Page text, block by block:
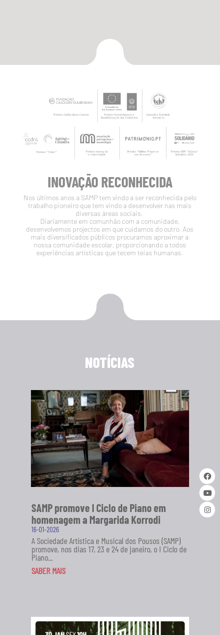
INOVAÇÃO RECONHECIDA
Nos últimos anos a SAMP tem vindo a ser reconhecida pelo
trabalho pioneiro que tem vindo a desenvolver nas mais
diversas áreas sociais.
Diariamente em comunhão com a comunidade,
desenvolvemos projectos em que cuidamos do outro. Aos
mais diversificados públicos procuramos aproximar a
nossa comunidade escolar, proporcionando a todos
experiências artísticas que tecem teias humanas.
NOTÍCIAS
SAMP promove I Ciclo de Piano em
homenagem a Margarida Korrodi
16-01-2026
A Sociedade Artística e Musical dos Pousos (SAMP)
promove, nos dias 17, 23 e 24 de janeiro, o I Ciclo de
Piano...
SABER MAIS